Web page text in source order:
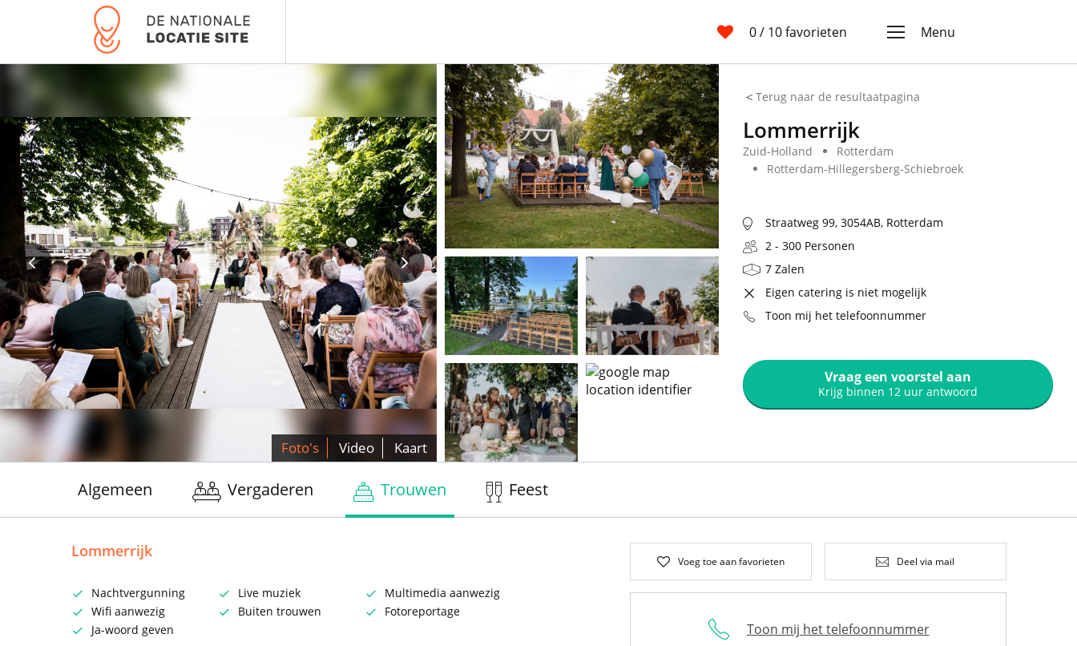
0/ 10 favorieten Menu
Foto's Video Kaart
Terug naar de resultaatpagina
Lommerrijk
Zuid-Holland
Rotterdam
Rotterdam-Hillegersberg-Schiebroek
Straatweg 99, 3054AB, Rotterdam
2 - 300 Personen
7 Zalen
Eigen catering is niet mogelijk
Toon mij het telefoonnummer
Vraag een voorstel aan
Krijg binnen 12 uur antwoord
Algemeen Vergaderen Trouwen Feest
Lommerrijk
Nachtvergunning Live muziek
Multimedia aanwezig
Wifi aanwezig
Buiten trouwen
Fotoreportage
Ja-woord geven
Voeg toe aan favorieten Deel via mail
Toon mij het telefoonnummer